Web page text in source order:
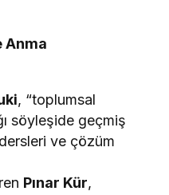
Anma
, “toplumsal
söyleşide geçmiş
ve çözüm
Pınar Kür,